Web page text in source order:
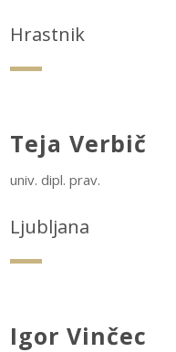
Hrastnik
Teja Verbič
univ. dipl. prav.
Ljubljana
Igor Vinčec